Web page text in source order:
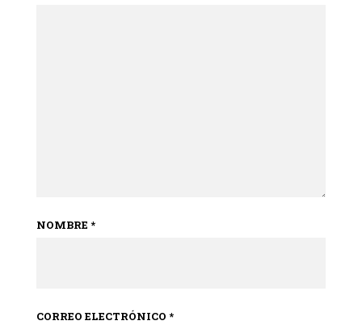
NOMBRE *
CORREO ELECTRÓNICO *